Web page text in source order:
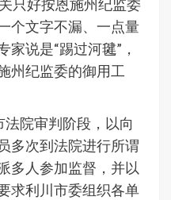
只好按恩施州纪监委
个文字不漏、一点量
说是“踢过河毽”，
州纪监委的御用工
院审判阶段，以向
多次到法院进行所谓
多人参加监督，并以
求利川市委组织各单